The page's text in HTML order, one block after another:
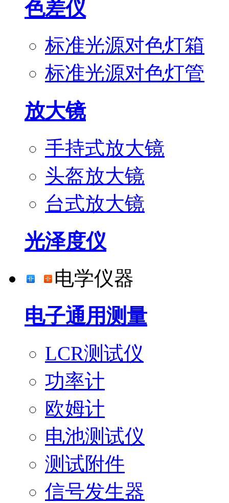
色差仪
标准光源对色灯箱
标准光源对色灯管
放大镜
手持式放大镜
头盔放大镜
台式放大镜
光泽度仪
电学仪器
电子通用测量
LCR测试仪
功率计
欧姆计
电池测试仪
测试附件
信号发生器